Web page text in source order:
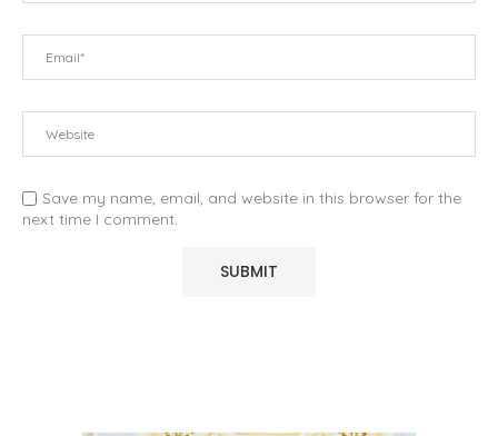
Save my name, email, and website in this browser for the
next time I comment.